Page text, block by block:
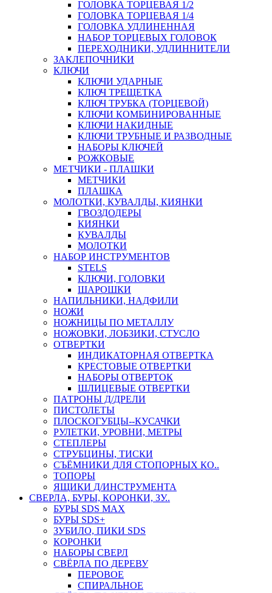
ГОЛОВКА ТОРЦЕВАЯ 1/2
ГОЛОВКА ТОРЦЕВАЯ 1/4
ГОЛОВКА УДЛИНЕННАЯ
НАБОР ТОРЦЕВЫХ ГОЛОВОК
ПЕРЕХОДНИКИ, УДЛИННИТЕЛИ
ЗАКЛЕПОЧНИКИ
КЛЮЧИ
КЛЮЧИ УДАРНЫЕ
КЛЮЧ ТРЕЩЕТКА
КЛЮЧ ТРУБКА (ТОРЦЕВОЙ)
КЛЮЧИ КОМБИНИРОВАННЫЕ
КЛЮЧИ НАКИДНЫЕ
КЛЮЧИ ТРУБНЫЕ И РАЗВОДНЫЕ
НАБОРЫ КЛЮЧЕЙ
РОЖКОВЫЕ
МЕТЧИКИ - ПЛАШКИ
МЕТЧИКИ
ПЛАШКА
МОЛОТКИ, КУВАЛДЫ, КИЯНКИ
ГВОЗДОДЕРЫ
КИЯНКИ
КУВАЛДЫ
МОЛОТКИ
НАБОР ИНСТРУМЕНТОВ
STELS
КЛЮЧИ, ГОЛОВКИ
ШАРОШКИ
НАПИЛЬНИКИ, НАДФИЛИ
НОЖИ
НОЖНИЦЫ ПО МЕТАЛЛУ
НОЖОВКИ, ЛОБЗИКИ, СТУСЛО
ОТВЕРТКИ
ИНДИКАТОРНАЯ ОТВЕРТКА
КРЕСТОВЫЕ ОТВЕРТКИ
НАБОРЫ ОТВЕРТОК
ШЛИЦЕВЫЕ ОТВЕРТКИ
ПАТРОНЫ Д/ДРЕЛИ
ПИСТОЛЕТЫ
ПЛОСКОГУБЦЫ--КУСАЧКИ
РУЛЕТКИ, УРОВНИ, МЕТРЫ
СТЕПЛЕРЫ
СТРУБЦИНЫ, ТИСКИ
СЪЁМНИКИ ДЛЯ СТОПОРНЫХ КО..
ТОПОРЫ
ЯЩИКИ Д/ИНСТРУМЕНТА
СВЕРЛА, БУРЫ, КОРОНКИ, ЗУ..
БУРЫ SDS MAX
БУРЫ SDS+
ЗУБИЛО, ПИКИ SDS
КОРОНКИ
НАБОРЫ СВЕРЛ
СВЁРЛА ПО ДЕРЕВУ
ПЕРОВОЕ
СПИРАЛЬНОЕ